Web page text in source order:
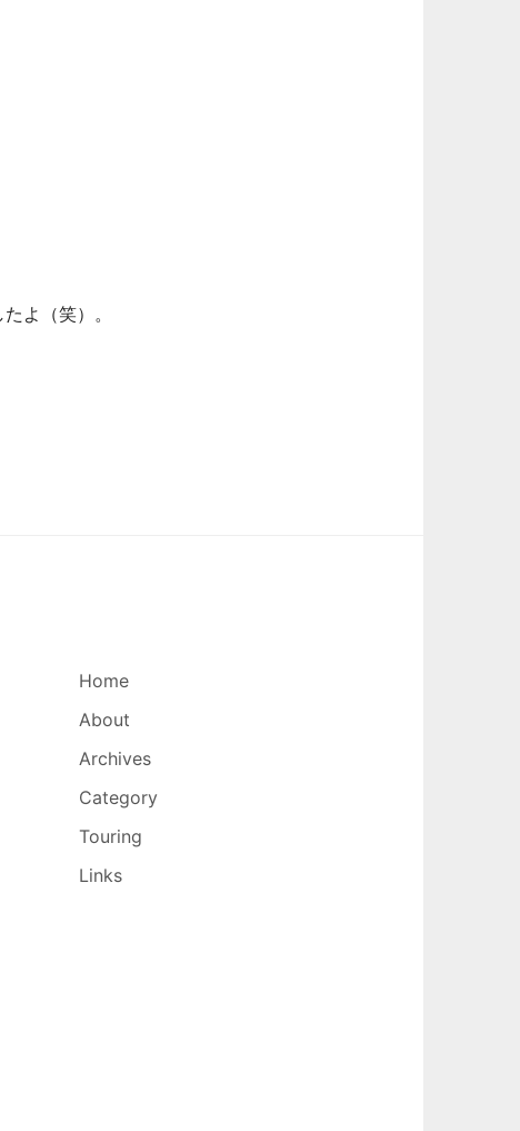
よ（笑）。
Home
About
Archives
Category
Touring
Links